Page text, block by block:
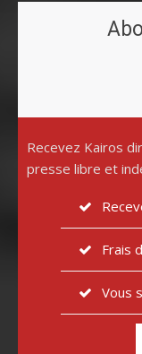
Recevez Kairos
presse libre et
Frais
Vous